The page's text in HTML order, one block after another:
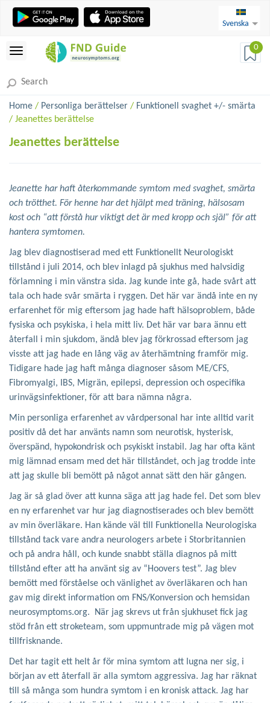
Svenska
0
Home / Personliga berättelser / Funktionell svaghet +/- smärta
/ Jeanettes berättelse
Jeanettes berättelse
Jeanette har haft återkommande symtom med svaghet, smärta
och trötthet. För henne har det hjälpt med träning, hälsosam
kost och “att förstå hur viktigt det är med kropp och själ” för att
hantera symtomen.
Jag blev diagnostiserad med ett Funktionellt Neurologiskt
tillstånd i juli 2014, och blev inlagd på sjukhus med halvsidig
förlamning i min vänstra sida. Jag kunde inte gå, hade svårt att
tala och hade svår smärta i ryggen. Det här var ändå inte en ny
erfarenhet för mig eftersom jag hade haft hälsoproblem, både
fysiska och psykiska, i hela mitt liv. Det här var bara ännu ett
återfall i min sjukdom, ändå blev jag förkrossad eftersom jag
visste att jag hade en lång väg av återhämtning framför mig.
Tidigare hade jag haft många diagnoser såsom ME/CFS,
Fibromyalgi, IBS, Migrän, epilepsi, depression och ospecifika
urinvägsinfektioner, för att bara nämna några.
Min personliga erfarenhet av vårdpersonal har inte alltid varit
positiv då det har använts namn som neurotisk, hysterisk,
överspänd, hypokondrisk och psykiskt instabil. Jag har ofta känt
mig lämnad ensam med det här tillståndet, och jag trodde inte
att jag skulle bli bemött på något annat sätt den här gången.
Jag är så glad över att kunna säga att jag hade fel. Det som blev
en ny erfarenhet var hur jag diagnostiserades och blev bemött
av min överläkare. Han kände väl till Funktionella Neurologiska
tillstånd tack vare andra neurologers arbete i Storbritannien
och på andra håll, och kunde snabbt ställa diagnos på mitt
tillstånd efter att ha använt sig av “Hoovers test”. Jag blev
bemött med förståelse och vänlighet av överläkaren och han
gav mig direkt information om FNS/Konversion och hemsidan
neurosymptoms.org. När jag skrevs ut från sjukhuset fick jag
stöd från ett stroketeam, som uppmuntrade mig på vägen mot
tillfrisknande.
Det har tagit ett helt år för mina symtom att lugna ner sig, i
början av ett återfall är alla symtom aggressiva. Jag har räknat
till så många som hundra symtom i en kronisk attack. Jag har